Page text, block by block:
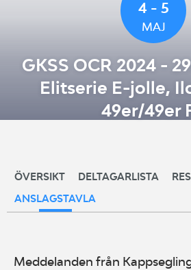
4 - 5
MAJ
GKSS OCR 2024 -
Elitserie E-jolle,
49er/49er
ÖVERSIKT DELTAGARLISTA
ANSLAGSTAVLA
Meddelanden från